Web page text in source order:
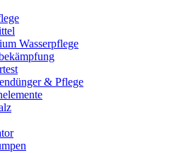
Wasserpflege
& Pflege